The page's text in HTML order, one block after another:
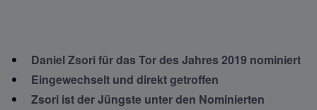
Daniel Zsori für das Tor des Jahres 2019 nominiert
Eingewechselt und direkt getroffen
Zsori ist der Jüngste unter den Nominierten